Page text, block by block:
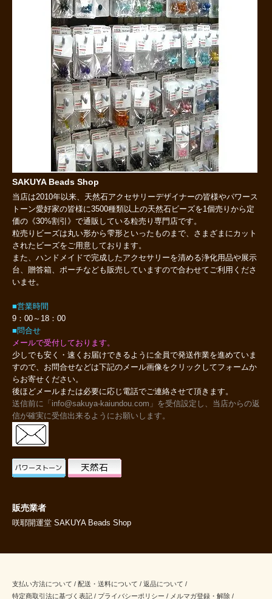
SAKUYA Beads Shop
当店は2010年以来、天然石アクセサリーデザイナーの皆様やパワース
トーン愛好家の皆様に3500種類以上の天然石ビーズを1個売りから定
価の《30%割引》で通販している粒売り専門店です。
粒売りビーズは丸い形から雫形といったものまで、さまざまにカット
されたビーズをご用意しております。
また、ハンドメイドで完成したアクセサリーを清める浄化用品や展示
台、贈答箱、ポーチなども販売していますので合わせてご利用くださ
いませ。
■営業時間
9：00～18：00
■問合せ
メールで受付しております。
少しでも安く・速くお届けできるように全員で発送作業を進めていま
すので、お問合せなどは下記のメール画像をクリックしてフォームか
らお寄せください。
後ほどメールまたは必要に応じ電話でご連絡させて頂きます。
送信前に「info@sakuya-kaiundou.com」を受信設定し、当店からの返
信が確実に受信出来るようにお願いします。
販売業者
咲耶開運堂 SAKUYA Beads Shop
支払い方法について / 配送・送料について / 返品について /
特定商取引法に基づく表記 / プライバシーポリシー / メルマガ登録・解除 /